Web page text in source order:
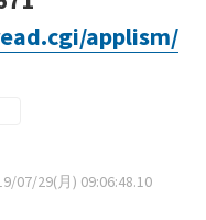
applism/
07/29(月) 09:06:48.10